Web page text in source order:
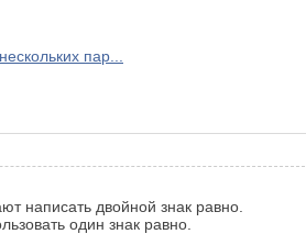
пар...
написать двойной знак равно.
один знак равно.